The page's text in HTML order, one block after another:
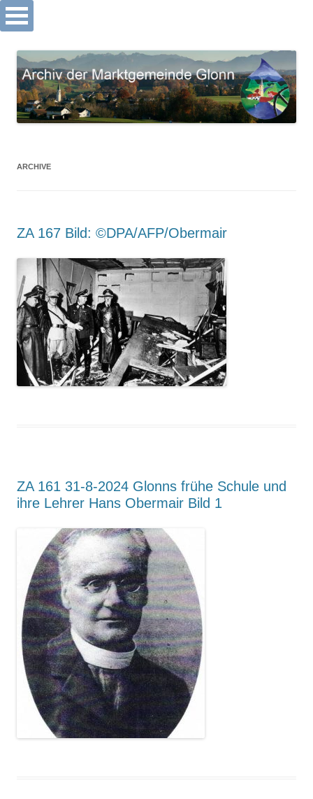
Suchen nach:
Archiv Markt Glonn
zum
Inhalt
ARCHIVE
ZA 167 Bild: ©DPA/AFP/Obermair
ZA 161 31-8-2024 Glonns frühe Schule und
ihre Lehrer Hans Obermair Bild 1